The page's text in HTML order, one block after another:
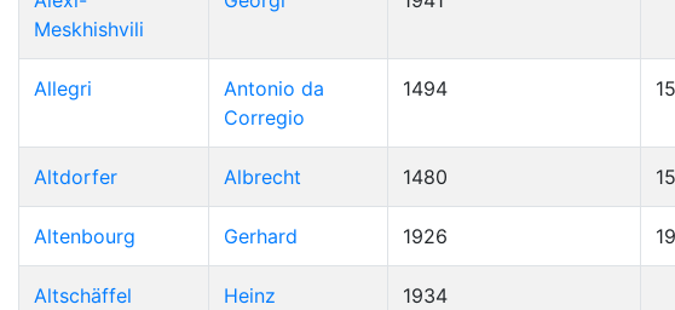
Meskhishvili
Allegri
Antonio da
Corregio
1494
Altdorfer Albrecht 1480
Altenbourg Gerhard 1926
Altschäffel Heinz 1934